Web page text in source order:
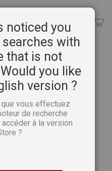
is beautiful - Révélez
noticed you
with
that is not
you like
version ?
vous effectuez
de recherche
à la version
?